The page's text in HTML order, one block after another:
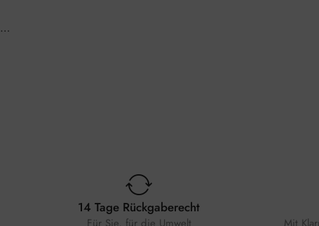
Tommy Hilfiger Eve 1782282 Damenuhr
14 Tage Rückgaberecht
Für Sie, für die Umwelt
Mit